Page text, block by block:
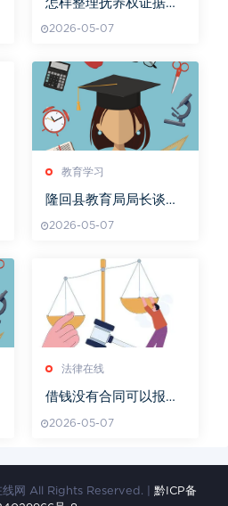
怎样整理抚养权证据资
2026-05-07
教育学习
隆回县教育局局长谈未
2026-05-07
法律在线
借钱没有合同可以报警
2026-05-07
网 All Rights Reserved. | 黔ICP备